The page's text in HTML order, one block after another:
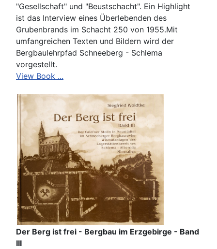
"Gesellschaft" und "Beustschacht". Ein Highlight
ist das Interview eines Überlebenden des
Grubenbrands im Schacht 250 von 1955.Mit
umfangreichen Texten und Bildern wird der
Bergbaulehrpfad Schneeberg - Schlema
vorgestellt.
View Book ...
Der Berg ist frei - Bergbau im Erzgebirge - Band
III